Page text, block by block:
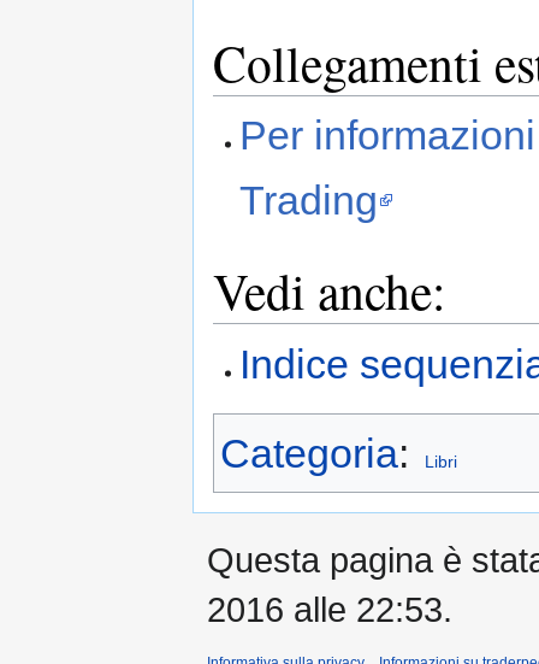
Collegamenti
Per
Trading
Vedi anche:
Indice
Categoria: Libri
Questa pagina è
2016 alle 22:53.